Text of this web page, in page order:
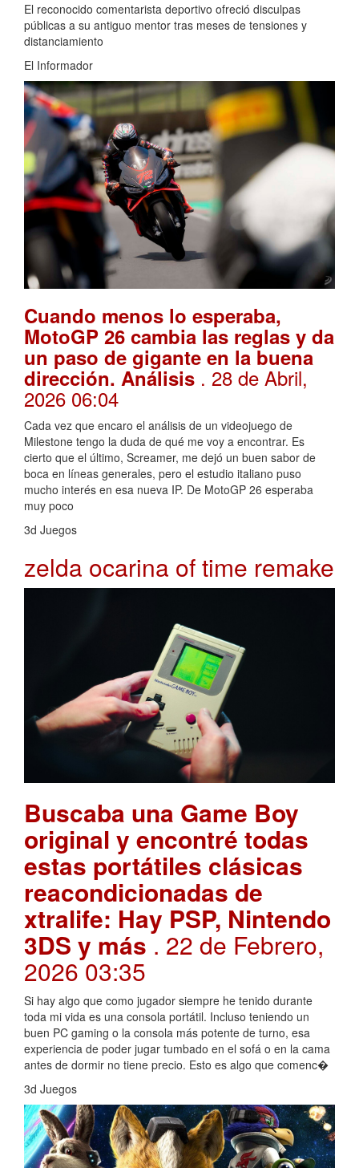
El reconocido comentarista deportivo ofreció disculpas
públicas a su antiguo mentor tras meses de tensiones y
distanciamiento
El Informador
Cuando menos lo esperaba,
MotoGP 26 cambia las reglas y da
un paso de gigante en la buena
dirección. Análisis . 28 de Abril,
2026 06:04
Cada vez que encaro el análisis de un videojuego de
Milestone tengo la duda de qué me voy a encontrar. Es
cierto que el último, Screamer, me dejó un buen sabor de
boca en líneas generales, pero el estudio italiano puso
mucho interés en esa nueva IP. De MotoGP 26 esperaba
muy poco
3d Juegos
zelda ocarina of time remake
Buscaba una Game Boy
original y encontré todas
estas portátiles clásicas
reacondicionadas de
xtralife: Hay PSP, Nintendo
3DS y más. 22 de Febrero,
2026 03:35
Si hay algo que como jugador siempre he tenido durante
toda mi vida es una consola portátil. Incluso teniendo un
buen PC gaming o la consola más potente de turno, esa
experiencia de poder jugar tumbado en el sofá o en la cama
antes de dormir no tiene precio. Esto es algo que comenc�
3d Juegos